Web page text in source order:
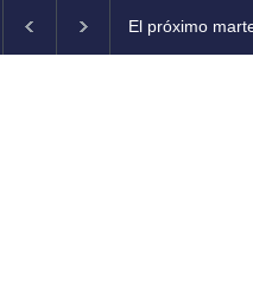
de Mercados Bonaerenses